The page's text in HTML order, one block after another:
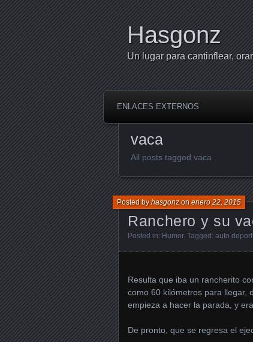
Hasgonz
Un lugar para cantinflear,
ENLACES EXTERNOS
vaca
All posts tagged vaca
Ranchero y su
Posted byhasgonzonenero 22, 2015
Posted in: Humor. Tagged: auto
Resulta que iba un rancherito
como 60 kilómetros para llegar,
empieza a hacer la parada, y
De pronto, que se regresa el